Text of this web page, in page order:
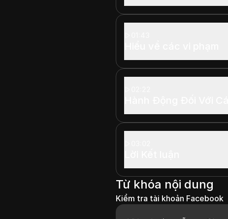
Từ khóa nội dung
Kiểm tra tài khoản Facebook